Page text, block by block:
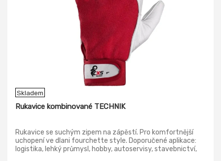
Skladem
Rukavice kombinované TECHNIK
Rukavice se suchým zipem na zápěstí. Pro komfortnější
uchopení ve dlani fourchette style. Doporučené aplikace:
logistika, lehký průmysl, hobby, autoservisy, stavebnictví,